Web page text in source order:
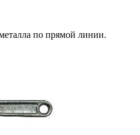
по прямой линии.